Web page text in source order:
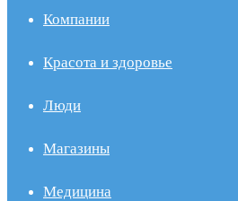
Компании
Красота и здоровье
Люди
Магазины
Медицина